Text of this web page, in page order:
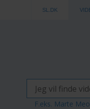
SL.DK
F.eks. Marte